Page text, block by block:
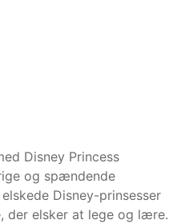
Disney Princess
og spændende
Disney-prinsesser
der elsker at lege og lære.